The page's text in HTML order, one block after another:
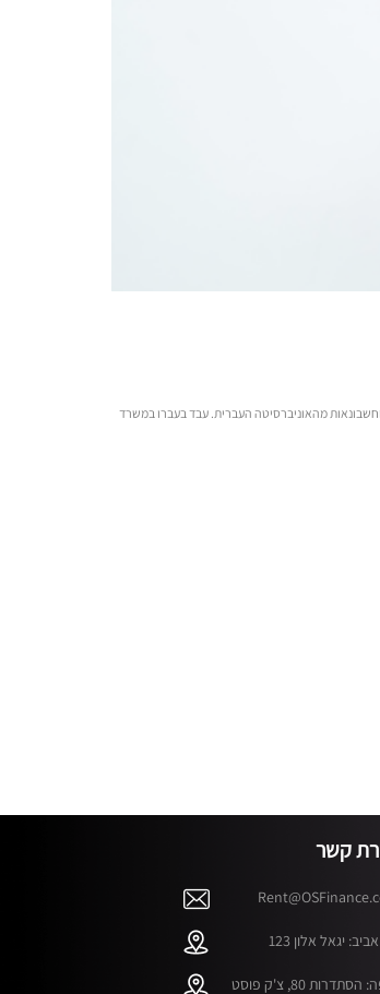
וחשבונאות מהאוניברסיטה העברית. עבד בעברו במשרד
קשר
יגאל אלון 123
80, צ'ק פוסט